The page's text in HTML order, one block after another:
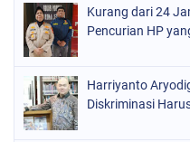
Kurang dari 24
Pencurian HP
Harriyanto
Diskriminasi